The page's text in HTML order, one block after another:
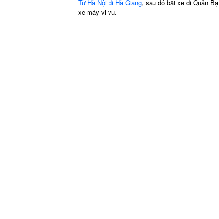
Từ Hà Nội đi Hà Giang, sau đó bắt xe đi Quản
xe máy vi vu.